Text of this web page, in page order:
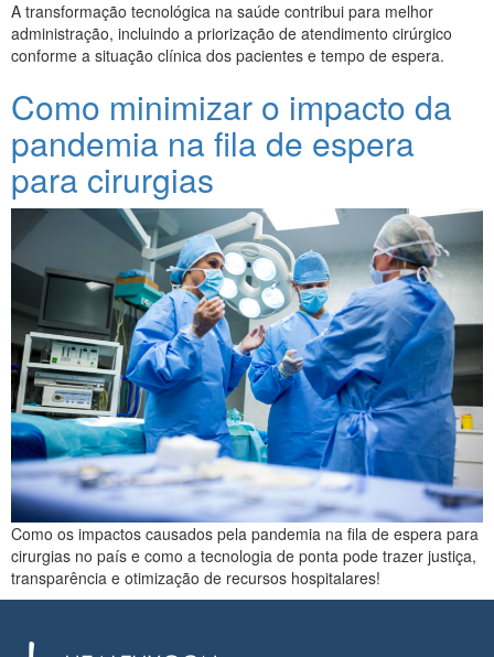
A transformação tecnológica na saúde contribui para melhor
administração, incluindo a priorização de atendimento cirúrgico
conforme a situação clínica dos pacientes e tempo de espera.
Como minimizar o impacto da
pandemia na fila de espera
para cirurgias
Como os impactos causados pela pandemia na fila de espera para
cirurgias no país e como a tecnologia de ponta pode trazer justiça,
transparência e otimização de recursos hospitalares!